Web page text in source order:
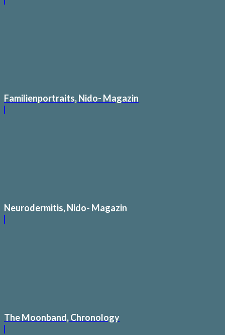
Familienportraits, Nido- Magazin
Neurodermitis, Nido- Magazin
The Moonband, Chronology